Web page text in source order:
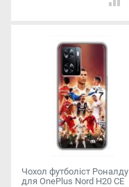
Чохол футболіст Роналду
для OnePlus Nord Н20 СЕ